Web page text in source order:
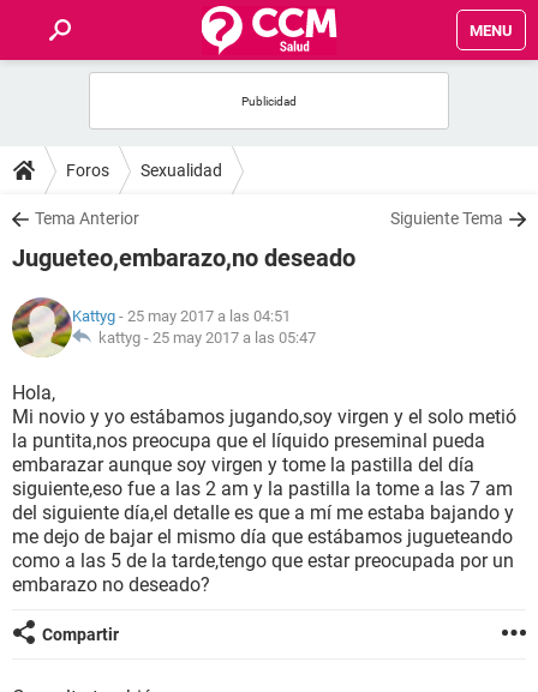
MENU
FOROS
SALUD
FAMILIA
NUTRICIÓN
BIENESTAR
SEXUALIDAD
GLOSARIO
Foros Sexualidad
Tema Anterior Siguiente Tema
Jugueteo,embarazo,no deseado
Kattyg - 25 may 2017 a las 04:51
kattyg - 25 may 2017 a las 05:47
Hola,
Mi novio y yo estábamos jugando,soy virgen y el solo metió
la puntita,nos preocupa que el líquido preseminal pueda
embarazar aunque soy virgen y tome la pastilla del día
siguiente,eso fue a las 2 am y la pastilla la tome a las 7 am
del siguiente día,el detalle es que a mí me estaba bajando y
me dejo de bajar el mismo día que estábamos jugueteando
como a las 5 de la tarde,tengo que estar preocupada por un
embarazo no deseado?
Compartir